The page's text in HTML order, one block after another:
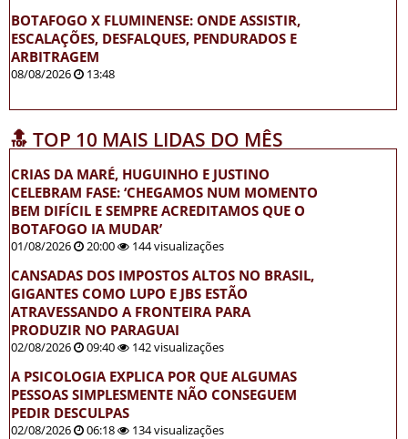
BOTAFOGO X FLUMINENSE: ONDE ASSISTIR,
ESCALAÇÕES, DESFALQUES, PENDURADOS E
ARBITRAGEM
08/08/2026 13:48
🔝 TOP 10 MAIS LIDAS DO MÊS
CRIAS DA MARÉ, HUGUINHO E JUSTINO
CELEBRAM FASE: ‘CHEGAMOS NUM MOMENTO
BEM DIFÍCIL E SEMPRE ACREDITAMOS QUE O
BOTAFOGO IA MUDAR’
01/08/2026 20:00 144 visualizações
CANSADAS DOS IMPOSTOS ALTOS NO BRASIL,
GIGANTES COMO LUPO E JBS ESTÃO
ATRAVESSANDO A FRONTEIRA PARA
PRODUZIR NO PARAGUAI
02/08/2026 09:40 142 visualizações
A PSICOLOGIA EXPLICA POR QUE ALGUMAS
PESSOAS SIMPLESMENTE NÃO CONSEGUEM
PEDIR DESCULPAS
02/08/2026 06:18 134 visualizações